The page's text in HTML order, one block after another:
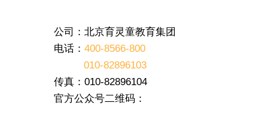
公司：北京育灵童教育集团
电话： 400-8566-800
010-82896103
传真：010-82896104
官方公众号二维码：